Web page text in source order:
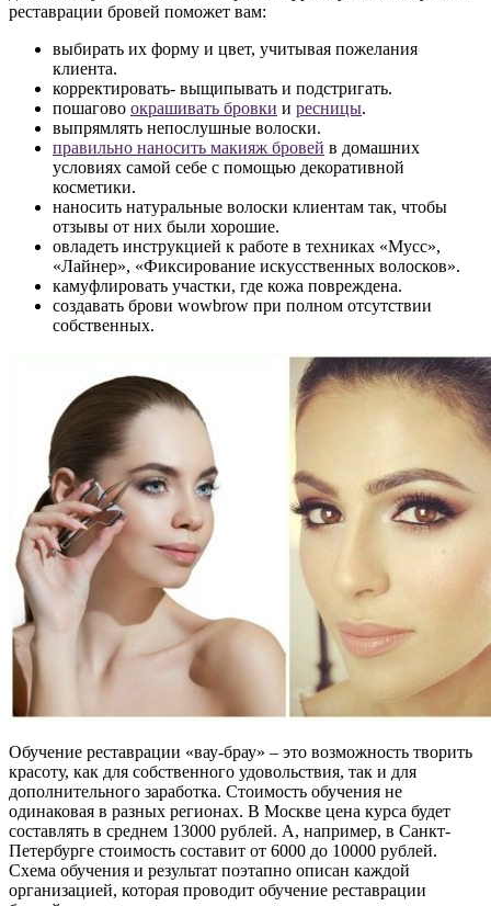
реставрации бровей поможет вам:
выбирать их форму и цвет, учитывая пожелания
клиента.
корректировать- выщипывать и подстригать.
пошагово окрашивать бровки и ресницы.
выпрямлять непослушные волоски.
правильно наносить макияж бровей в домашних
условиях самой себе с помощью декоративной
косметики.
наносить натуральные волоски клиентам так, чтобы
отзывы от них были хорошие.
овладеть инструкцией к работе в техниках «Мусс»,
«Лайнер», «Фиксирование искусственных волосков».
камуфлировать участки, где кожа повреждена.
создавать брови wowbrow при полном отсутствии
собственных.
Обучение реставрации «вау-брау» – это возможность творить
красоту, как для собственного удовольствия, так и для
дополнительного заработка. Стоимость обучения не
одинаковая в разных регионах. В Москве цена курса будет
составлять в среднем 13000 рублей. А, например, в Санкт-
Петербурге стоимость составит от 6000 до 10000 рублей.
Схема обучения и результат поэтапно описан каждой
организацией, которая проводит обучение реставрации